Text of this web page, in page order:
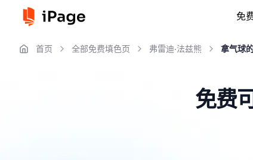
免
首页 全部免费填色页 弗雷迪·法兹熊 拿气球
免费